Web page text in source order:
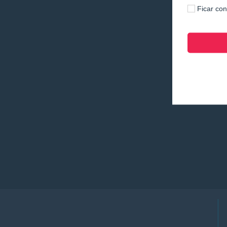
Ficar